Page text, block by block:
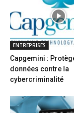
ENTREPRISES
Capgemini :
données contre la
cybercriminalité